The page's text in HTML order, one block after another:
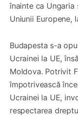
înainte ca Ungaria
Uniunii Europene,
Budapesta s-a
Ucrainei la UE,
Moldova. Potrivit
împotrivească
Ucrainei la UE,
respectarea